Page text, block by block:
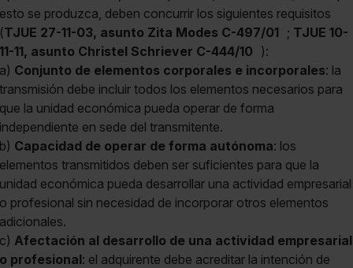
esto se produzca, deben concurrir los siguientes requisitos
(TJUE 27-11-03, asunto Zita Modes C-497/01 ; TJUE 10-
11-11, asunto Christel Schriever C-444/10 ):
a) Conjunto de elementos corporales e incorporales: la
transmisión debe incluir todos los elementos necesarios para
que la unidad económica pueda operar de forma
independiente en sede del transmitente.
b) Capacidad de operar de forma autónoma: los
elementos transmitidos deben ser suficientes para que la
unidad económica pueda desarrollar una actividad empresarial
o profesional sin necesidad de incorporar otros elementos
adicionales.
c) Afectación al desarrollo de una actividad empresarial
o profesional: el adquirente debe acreditar la intención de